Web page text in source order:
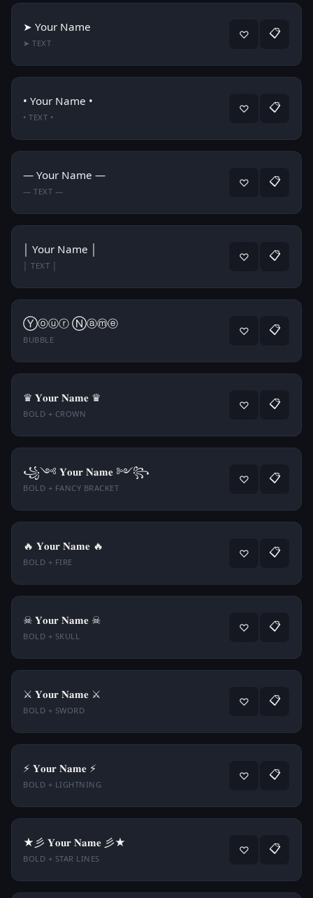
➤ Your Name
➤ TEXT
♡ 📋
• Your Name •
• TEXT •
♡ 📋
— Your Name —
— TEXT —
♡ 📋
│ Your Name │
│ TEXT │
♡ 📋
Ⓨⓞⓤⓡ Ⓝⓐⓜⓔ
BUBBLE
♡ 📋
♛ 𝐘𝐨𝐮𝐫 𝐍𝐚𝐦𝐞 ♛
BOLD + CROWN
♡ 📋
꧁༺ 𝐘𝐨𝐮𝐫 𝐍𝐚𝐦𝐞 ༻꧂
BOLD + FANCY BRACKET
♡ 📋
🔥 𝐘𝐨𝐮𝐫 𝐍𝐚𝐦𝐞 🔥
BOLD + FIRE
♡ 📋
☠ 𝐘𝐨𝐮𝐫 𝐍𝐚𝐦𝐞 ☠
BOLD + SKULL
♡ 📋
⚔️ 𝐘𝐨𝐮𝐫 𝐍𝐚𝐦𝐞 ⚔️
BOLD + SWORD
♡ 📋
⚡ 𝐘𝐨𝐮𝐫 𝐍𝐚𝐦𝐞 ⚡
BOLD + LIGHTNING
♡ 📋
★彡 𝐘𝐨𝐮𝐫 𝐍𝐚𝐦𝐞 彡★
BOLD + STAR LINES
♡ 📋